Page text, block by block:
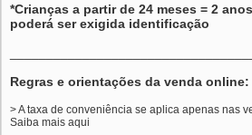
*Crianças a partir de 24 meses = 2
poderá ser exigida identificação
Regras e orientações da venda online:
> A taxa de conveniência se aplica apenas nas
Saiba mais aqui